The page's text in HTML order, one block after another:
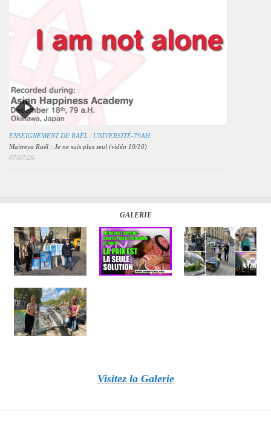
ENSEIGNEMENT DE RAËL / UNIVERSITÉ-79AH
Maitreya Raël : Je ne suis plus seul (vidéo 10/10)
07/07/26
GALERIE
Visitez la Galerie